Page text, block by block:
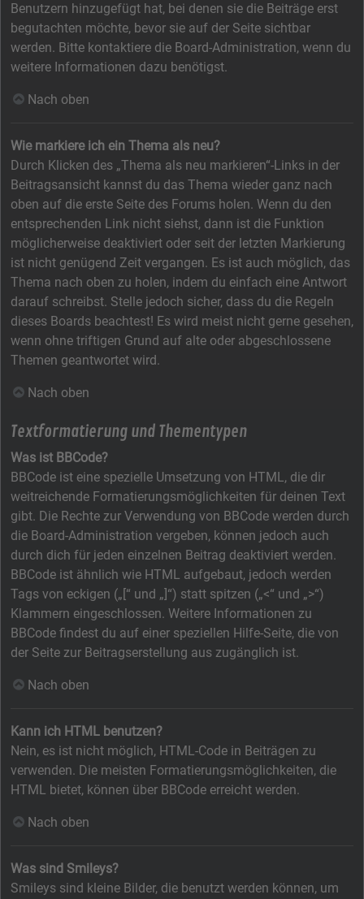
Benutzern hinzugefügt hat, bei denen sie die Beiträge erst
begutachten möchte, bevor sie auf der Seite sichtbar
werden. Bitte kontaktiere die Board-Administration, wenn du
weitere Informationen dazu benötigst.
Nach oben
Wie markiere ich ein Thema als neu?
Durch Klicken des „Thema als neu markieren“-Links in der
Beitragsansicht kannst du das Thema wieder ganz nach
oben auf die erste Seite des Forums holen. Wenn du den
entsprechenden Link nicht siehst, dann ist die Funktion
möglicherweise deaktiviert oder seit der letzten Markierung
ist nicht genügend Zeit vergangen. Es ist auch möglich, das
Thema nach oben zu holen, indem du einfach eine Antwort
darauf schreibst. Stelle jedoch sicher, dass du die Regeln
dieses Boards beachtest! Es wird meist nicht gerne gesehen,
wenn ohne triftigen Grund auf alte oder abgeschlossene
Themen geantwortet wird.
Nach oben
Textformatierung und Thementypen
Was ist BBCode?
BBCode ist eine spezielle Umsetzung von HTML, die dir
weitreichende Formatierungsmöglichkeiten für deinen Text
gibt. Die Rechte zur Verwendung von BBCode werden durch
die Board-Administration vergeben, können jedoch auch
durch dich für jeden einzelnen Beitrag deaktiviert werden.
BBCode ist ähnlich wie HTML aufgebaut, jedoch werden
Tags von eckigen („[“ und „]“) statt spitzen („<“ und „>“)
Klammern eingeschlossen. Weitere Informationen zu
BBCode findest du auf einer speziellen Hilfe-Seite, die von
der Seite zur Beitragserstellung aus zugänglich ist.
Nach oben
Kann ich HTML benutzen?
Nein, es ist nicht möglich, HTML-Code in Beiträgen zu
verwenden. Die meisten Formatierungsmöglichkeiten, die
HTML bietet, können über BBCode erreicht werden.
Nach oben
Was sind Smileys?
Smileys sind kleine Bilder, die benutzt werden können, um